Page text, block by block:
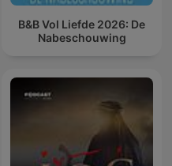
B&B Vol Liefde 2026: De
Nabeschouwing